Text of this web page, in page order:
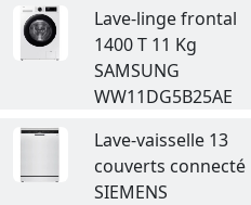
Lave-linge frontal
1400 T 11 Kg
SAMSUNG
WW11DG5B25AE
Lave-vaisselle 13
couverts connecté
SIEMENS